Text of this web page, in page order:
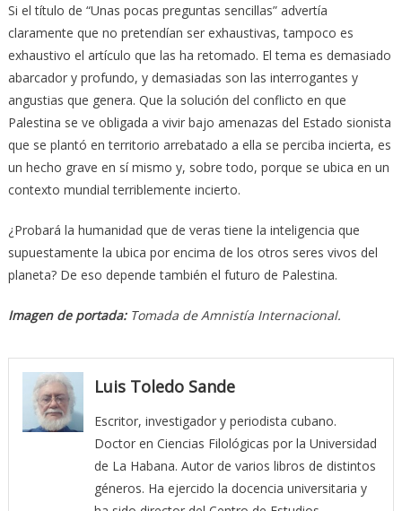
Si el título de “Unas pocas preguntas sencillas” advertía
claramente que no pretendían ser exhaustivas, tampoco es
exhaustivo el artículo que las ha retomado. El tema es demasiado
abarcador y profundo, y demasiadas son las interrogantes y
angustias que genera. Que la solución del conflicto en que
Palestina se ve obligada a vivir bajo amenazas del Estado sionista
que se plantó en territorio arrebatado a ella se perciba incierta, es
un hecho grave en sí mismo y, sobre todo, porque se ubica en un
contexto mundial terriblemente incierto.
¿Probará la humanidad que de veras tiene la inteligencia que
supuestamente la ubica por encima de los otros seres vivos del
planeta? De eso depende también el futuro de Palestina.
Imagen de portada:Tomada de Amnistía Internacional.
Luis Toledo Sande
Escritor, investigador y periodista cubano.
Doctor en Ciencias Filológicas por la Universidad
de La Habana. Autor de varios libros de distintos
géneros. Ha ejercido la docencia universitaria y